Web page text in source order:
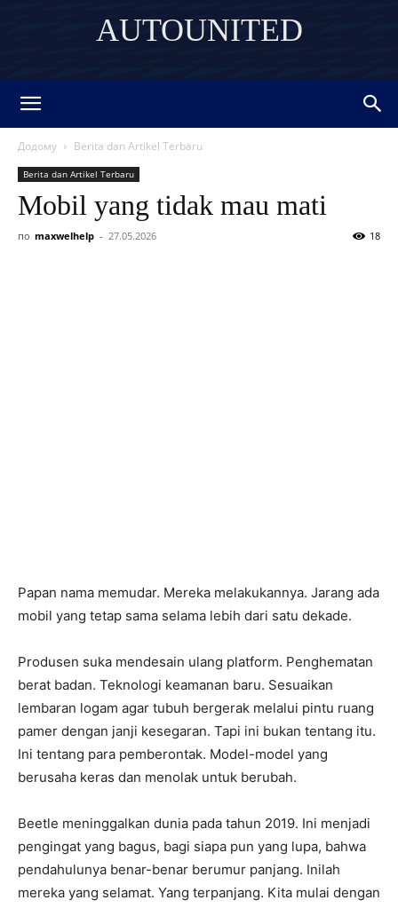
AUTOUNITED
Додому Berita dan Artikel Terbaru
Berita dan Artikel Terbaru
Mobil yang tidak mau mati
по maxwelhelp - 27.05.2026 18
Papan nama memudar. Mereka melakukannya. Jarang ada
mobil yang tetap sama selama lebih dari satu dekade.
Produsen suka mendesain ulang platform. Penghematan
berat badan. Teknologi keamanan baru. Sesuaikan
lembaran logam agar tubuh bergerak melalui pintu ruang
pamer dengan janji kesegaran. Tapi ini bukan tentang itu.
Ini tentang para pemberontak. Model-model yang
berusaha keras dan menolak untuk berubah.
Beetle meninggalkan dunia pada tahun 2019. Ini menjadi
pengingat yang bagus, bagi siapa pun yang lupa, bahwa
pendahulunya benar-benar berumur panjang. Inilah
mereka yang selamat. Yang terpanjang. Kita mulai dengan